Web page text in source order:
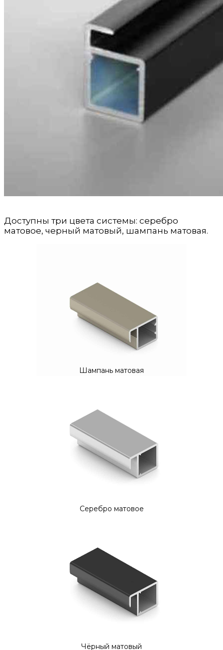
Доступны три цвета системы: серебро
матовое, черный матовый, шампань матовая.
Шампань матовая
Серебро матовое
Чёрный матовый